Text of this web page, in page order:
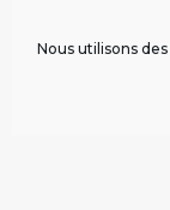
Nous utilisons